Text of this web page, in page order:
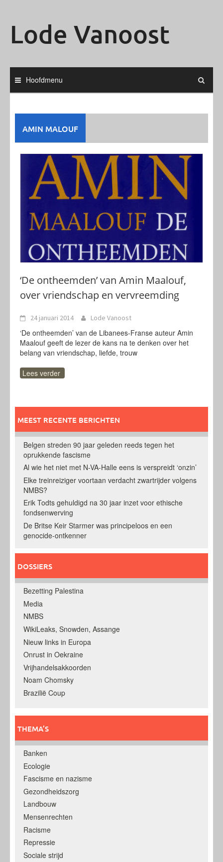
Lode Vanoost
Hoofdmenu
AMIN MALOUF
‘De ontheemden’ van Amin Maalouf,
over vriendschap en vervreemding
24 januari 2014 Lode Vanoost
‘De ontheemden’ van de Libanees-Franse auteur Amin
Maalouf geeft de lezer de kans na te denken over het
belang van vriendschap, liefde, trouw
Lees verder
MEEST RECENTE BERICHTEN
Belgen streden 90 jaar geleden reeds tegen het
oprukkende fascisme
Al wie het niet met N-VA-Halle eens is verspreidt ‘onzin’
Elke treinreiziger voortaan verdacht zwartrijder volgens
NMBS?
Erik Todts gehuldigd na 30 jaar inzet voor ethische
fondsenwerving
De Britse Keir Starmer was principeloos en een
genocide-ontkenner
DOSSIERS
Bezetting Palestina
Media
NMBS
WikiLeaks, Snowden, Assange
Nieuw links in Europa
Onrust in Oekraine
Vrijhandelsakkoorden
Noam Chomsky
Brazilië Coup
THEMA’S
Banken
Ecologie
Fascisme en nazisme
Gezondheidszorg
Landbouw
Mensenrechten
Racisme
Repressie
Sociale strijd